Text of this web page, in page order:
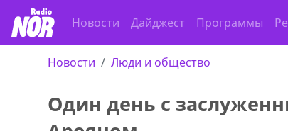
Новости Дайджест Программы
Новости Люди и общество
Один день с